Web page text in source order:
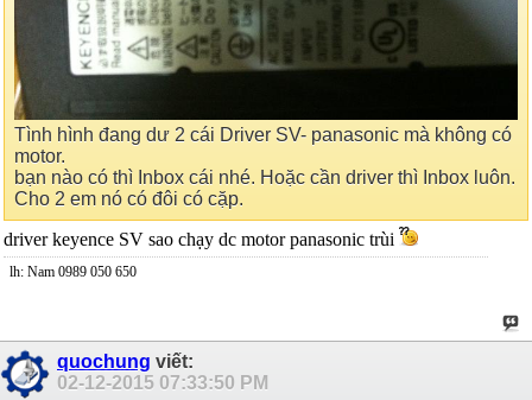
Tình hình đang dư 2 cái Driver SV- panasonic mà không có
motor.
bạn nào có thì Inbox cái nhé. Hoặc cần driver thì Inbox luôn.
Cho 2 em nó có đôi có cặp.
driver keyence SV sao chạy dc motor panasonic trùi
lh: Nam 0989 050 650
quochung viết:
02-12-2015 07:33:50 PM